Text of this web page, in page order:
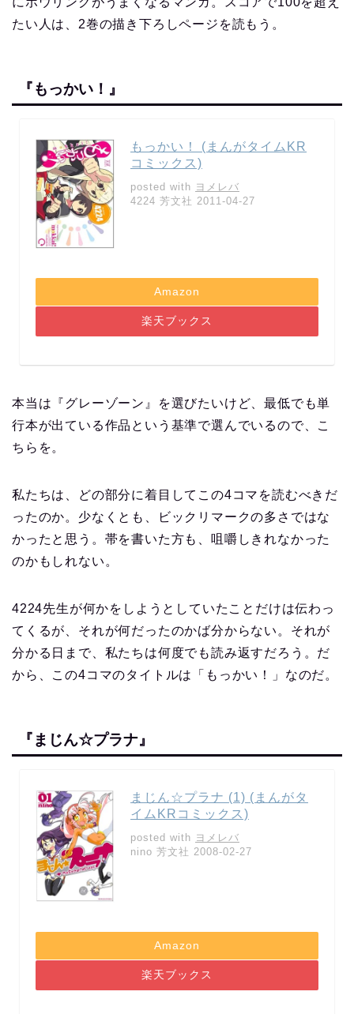
たい人は、2巻の描き下ろしページを読もう。
『もっかい！』
もっかい！ (まんがタイムKR
コミックス)
posted with ヨメレバ
4224 芳文社 2011-04-27
Amazon
楽天ブックス
本当は『グレーゾーン』を選びたいけど、最低でも単
行本が出ている作品という基準で選んでいるので、こ
ちらを。
私たちは、どの部分に着目してこの4コマを読むべきだ
ったのか。少なくとも、ビックリマークの多さではな
かったと思う。帯を書いた方も、咀嚼しきれなかった
のかもしれない。
4224先生が何かをしようとしていたことだけは伝わっ
てくるが、それが何だったのかば分からない。それが
分かる日まで、私たちは何度でも読み返すだろう。だ
から、この4コマのタイトルは「もっかい！」なのだ。
『まじん☆プラナ』
まじん☆プラナ (1) (まんがタ
イムKRコミックス)
posted with ヨメレバ
nino 芳文社 2008-02-27
Amazon
楽天ブックス